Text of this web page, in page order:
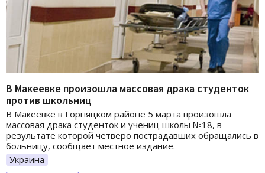
В Макеевке произошла массовая драка студенток
против школьниц
В Макеевке в Горняцком районе 5 марта произошла
массовая драка студенток и учениц школы №18, в
результате которой четверо пострадавших обращались в
больницу, сообщает местное издание.
Украина